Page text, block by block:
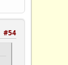
#54